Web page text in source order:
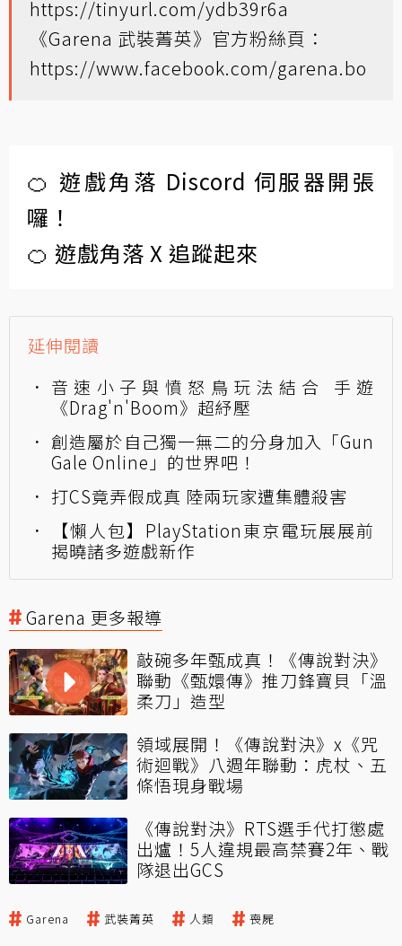
https://tinyurl.com/ydb39r6a
《Garena 武裝菁英》官方粉絲頁：
https://www.facebook.com/garena.bo
🍊 遊戲角落 Discord 伺服器開張
囉！
🍊 遊戲角落 X 追蹤起來
延伸閱讀
音速小子與憤怒鳥玩法結合 手遊
《Drag'n'Boom》超紓壓
創造屬於自己獨一無二的分身加入「Gun
Gale Online」的世界吧！
打CS竟弄假成真 陸兩玩家遭集體殺害
【懶人包】PlayStation東京電玩展展前
揭曉諸多遊戲新作
Garena 更多報導
敲碗多年甄成真！《傳說對決》
聯動《甄嬛傳》推刀鋒寶貝「溫
柔刀」造型
領域展開！《傳說對決》x《咒
術迴戰》八週年聯動：虎杖、五
條悟現身戰場
《傳說對決》RTS選手代打懲處
出爐！5人違規最高禁賽2年、戰
隊退出GCS
Garena 武裝菁英 人類 喪屍